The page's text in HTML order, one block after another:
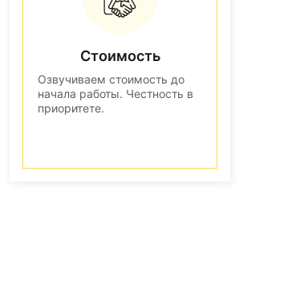
Стоимость
Озвучиваем стоимость до
начала работы. Честность в
приоритете.